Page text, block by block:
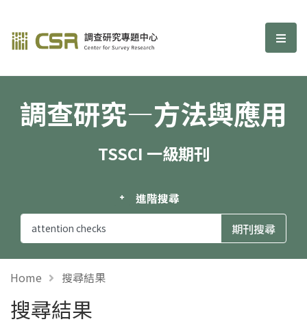
調查研究—方法與應用期刊 選
調查研究—方法與應用
TSSCI 一級期刊
進階搜尋
Home 搜尋結果
搜尋結果